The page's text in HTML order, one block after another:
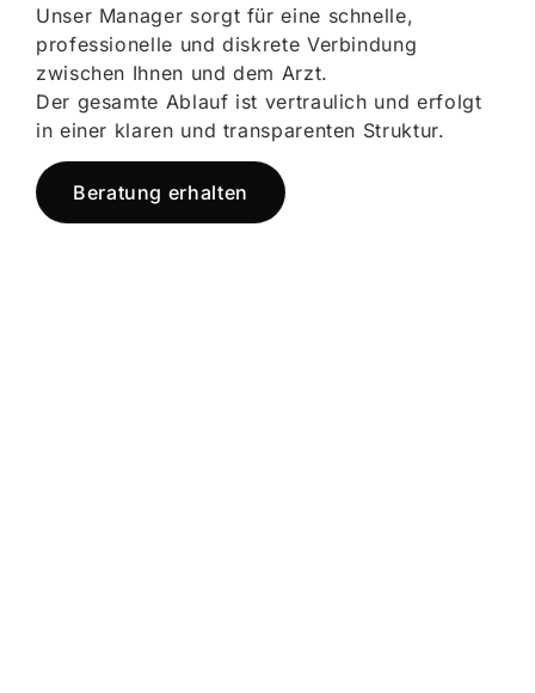
Unser Manager sorgt für eine schnelle,
professionelle und diskrete Verbindung
zwischen Ihnen und dem Arzt.
Der gesamte Ablauf ist vertraulich und erfolgt
in einer klaren und transparenten Struktur.
Beratung erhalten